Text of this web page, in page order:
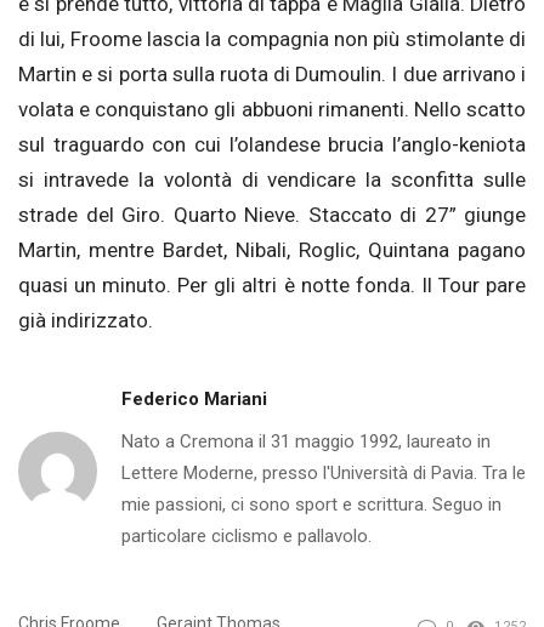
di lui, Froome lascia la compagnia non più stimolante di
Martin e si porta sulla ruota di Dumoulin. I due arrivano i
volata e conquistano gli abbuoni rimanenti. Nello scatto
sul traguardo con cui l’olandese brucia l’anglo-keniota
si intravede la volontà di vendicare la sconfitta sulle
strade del Giro. Quarto Nieve. Staccato di 27” giunge
Martin, mentre Bardet, Nibali, Roglic, Quintana pagano
quasi un minuto. Per gli altri è notte fonda. Il Tour pare
già indirizzato.
Federico Mariani
Nato a Cremona il 31 maggio 1992, laureato in
Lettere Moderne, presso l'Università di Pavia. Tra le
mie passioni, ci sono sport e scrittura. Seguo in
particolare ciclismo e pallavolo.